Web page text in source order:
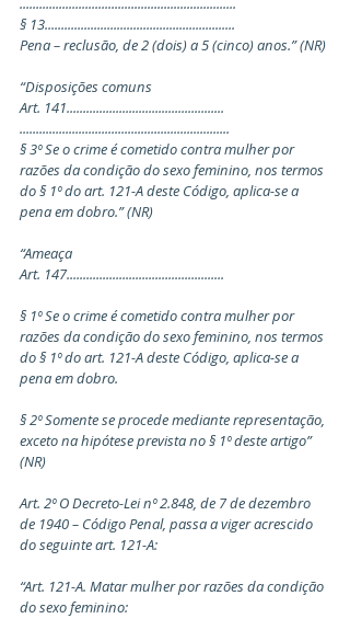
§ 13..........................................................
Pena – reclusão, de 2 (dois) a 5 (cinco) anos.” (NR)
“Disposições comuns
Art. 141................................................
................................................................
§ 3º Se o crime é cometido contra mulher por
razões da condição do sexo feminino, nos termos
do § 1º do art. 121-A deste Código, aplica-se a
pena em dobro.” (NR)
“Ameaça
Art. 147................................................
§ 1º Se o crime é cometido contra mulher por
razões da condição do sexo feminino, nos termos
do § 1º do art. 121-A deste Código, aplica-se a
pena em dobro.
§ 2º Somente se procede mediante representação,
exceto na hipótese prevista no § 1º deste artigo”
(NR)
Art. 2º O Decreto-Lei nº 2.848, de 7 de dezembro
de 1940 – Código Penal, passa a viger acrescido
do seguinte art. 121-A:
“Art. 121-A. Matar mulher por razões da condição
do sexo feminino: